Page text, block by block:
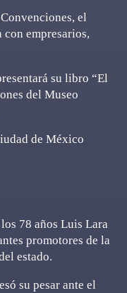
el
empresarios,
su libro “El
del Museo
de México
78 años Luis Lara
promotores de la
estado.
su pesar ante el